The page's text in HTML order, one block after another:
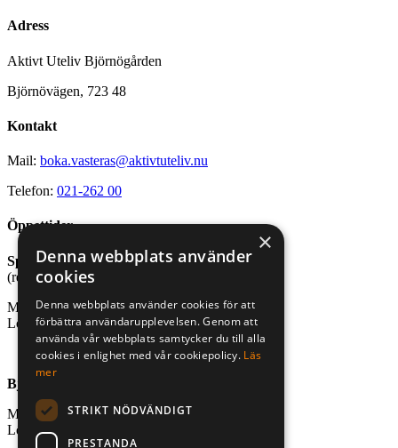
Adress
Aktivt Uteliv Björnögården
Björnövägen, 723 48
Kontakt
Mail: boka.vasteras@aktivtuteliv.nu
Telefon: 021-262 00
Öppettider
Sport- och friluftsbutik
(reception stugby och bastu)
Mån-fre, kl. 10.00-18.00
Lör-sön, kl. 10.00-16.00
Björnögårdens café
Mån-fre, kl. 10.00-18.00
Lör-sön, kl. 10.00-18.00
×
Denna webbplats använder
cookies
Denna webbplats använder cookies för att
förbättra användarupplevelsen. Genom att
använda vår webbplats samtycker du till alla
cookies i enlighet med vår cookiepolicy. Läs
mer
STRIKT NÖDVÄNDIGT
PRESTANDA